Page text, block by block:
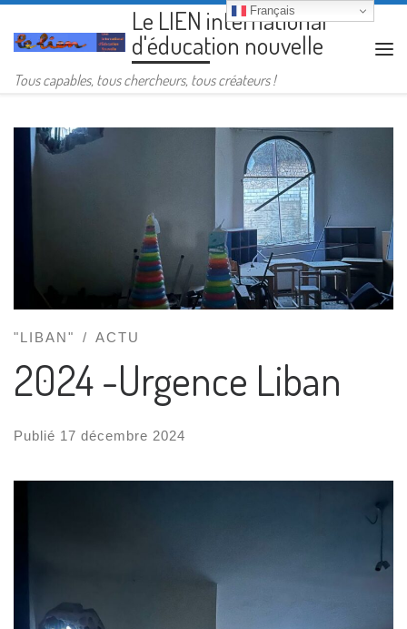
Passer au contenuLe LIEN international
d'éducation nouvelle
Tous capables, tous chercheurs, tous créateurs !
"LIBAN" ACTU
2024 -Urgence Liban
Publié 17 décembre 2024
Français